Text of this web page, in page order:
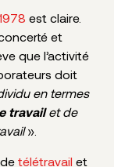
est claire.
et
que l’activité
doit
en termes
travailet de
».
télétravail et